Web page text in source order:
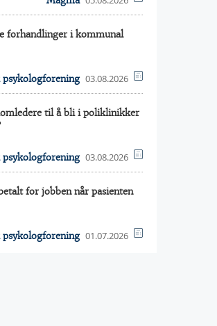
forhandlinger i kommunal
03.08.2026
til å bli i poliklinikker
03.08.2026
for jobben når pasienten
01.07.2026